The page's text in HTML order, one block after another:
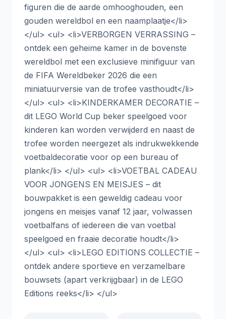
figuren die de aarde omhooghouden, een
gouden wereldbol en een naamplaatje</li>
</ul> <ul> <li>VERBORGEN VERRASSING –
ontdek een geheime kamer in de bovenste
wereldbol met een exclusieve minifiguur van
de FIFA Wereldbeker 2026 die een
miniatuurversie van de trofee vasthoudt</li>
</ul> <ul> <li>KINDERKAMER DECORATIE –
dit LEGO World Cup beker speelgoed voor
kinderen kan worden verwijderd en naast de
trofee worden neergezet als indrukwekkende
voetbaldecoratie voor op een bureau of
plank</li> </ul> <ul> <li>VOETBAL CADEAU
VOOR JONGENS EN MEISJES – dit
bouwpakket is een geweldig cadeau voor
jongens en meisjes vanaf 12 jaar, volwassen
voetbalfans of iedereen die van voetbal
speelgoed en fraaie decoratie houdt</li>
</ul> <ul> <li>LEGO EDITIONS COLLECTIE –
ontdek andere sportieve en verzamelbare
bouwsets (apart verkrijgbaar) in de LEGO
Editions reeks</li> </ul>